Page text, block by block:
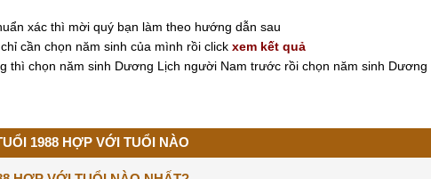
xác thì mời quý bạn làm theo hướng dẫn sau
cần chọn năm sinh của mình rồi click xem kết quả
thì chọn năm sinh Dương Lịch người Nam trước rồi chọn năm sinh
1988 HỢP VỚI TUỔI NÀO